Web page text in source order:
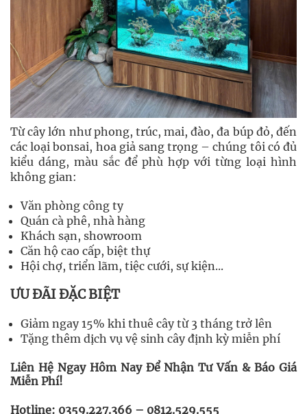
Từ cây lớn như phong, trúc, mai, đào, đa búp đỏ, đến
các loại bonsai, hoa giả sang trọng – chúng tôi có đủ
kiểu dáng, màu sắc để phù hợp với từng loại hình
không gian:
Văn phòng công ty
Quán cà phê, nhà hàng
Khách sạn, showroom
Căn hộ cao cấp, biệt thự
Hội chợ, triển lãm, tiệc cưới, sự kiện...
ƯU ĐÃI ĐẶC BIỆT
Giảm ngay 15% khi thuê cây từ 3 tháng trở lên
Tặng thêm dịch vụ vệ sinh cây định kỳ miễn phí
Liên Hệ Ngay Hôm Nay Để Nhận Tư Vấn & Báo Giá
Miễn Phí!
Hotline: 0359.227.366 – 0812.529.555